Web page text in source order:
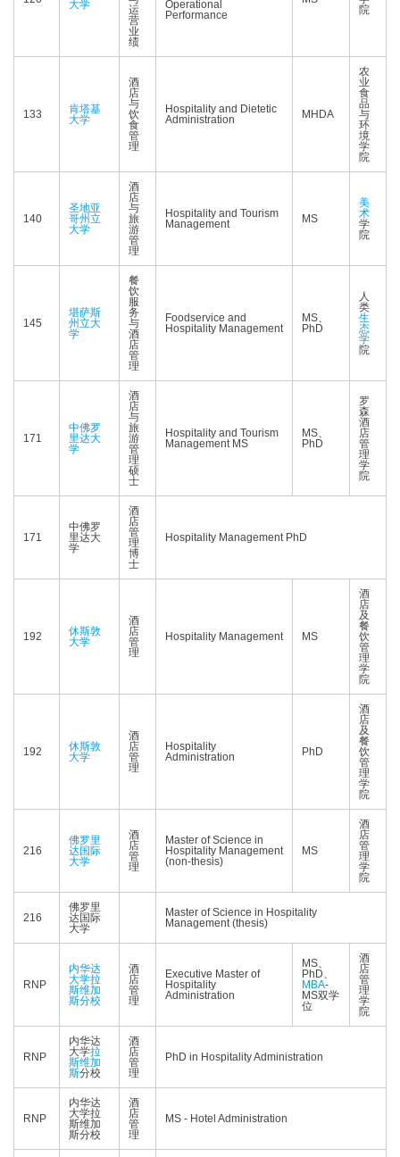
大学
运
营
业
绩
Operational
Performance
院
133
肯塔基
大学
酒
店
与
饮
食
管
理
Hospitality and Dietetic
Administration
MHDA
农
业
食
品
与
环
境
学
院
140
圣地亚
哥州立
大学
酒
店
与
旅
游
管
理
Hospitality and Tourism
Management
MS
美
术
学
院
145
堪萨斯
州立大
学
餐
饮
服
务
与
酒
店
管
理
Foodservice and
Hospitality Management
MS、
PhD
人
类
生
态
学
院
171
中佛罗
里达大
学
酒
店
与
旅
游
管
理
硕
士
Hospitality and Tourism
Management MS
MS、
PhD
罗
森
酒
店
管
理
学
院
171
中佛罗
里达大
学
酒
店
管
理
博
士
Hospitality Management PhD
192
休斯敦
大学
酒
店
管
理
Hospitality Management MS
酒
店
及
餐
饮
管
理
学
院
192
休斯敦
大学
酒
店
管
理
Hospitality
Administration
PhD
酒
店
及
餐
饮
管
理
学
院
216
佛罗里
达国际
大学
酒
店
管
理
Master of Science in
Hospitality Management
(non-thesis)
MS
酒
店
管
理
学
院
216
佛罗里
达国际
大学
Master of Science in Hospitality
Management (thesis)
RNP
内华达
大学拉
斯维加
斯分校
酒
店
管
理
Executive Master of
Hospitality
Administration
MS、
PhD、
MBA-
MS双学
位
酒
店
管
理
学
院
RNP
内华达
大学拉
斯维加
斯分校
酒
店
管
理
PhD in Hospitality Administration
RNP
内华达
大学拉
斯维加
斯分校
酒
店
管
理
MS - Hotel Administration